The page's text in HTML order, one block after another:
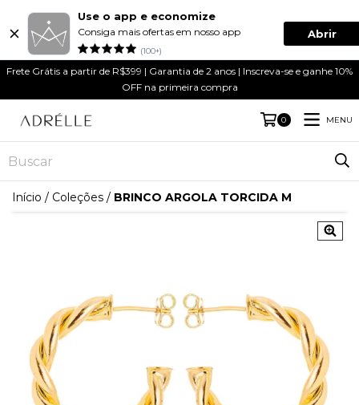
Use o app e economize
Consiga mais ofertas em nosso app
(100+)
Abrir
Frete Grátis a partir de R$399 | Garantia de 2 anos | Inscreva-se e ganhe 10%
OFF na primeira compra
0 MENU
Início / Coleções / BRINCO ARGOLA TORCIDA M